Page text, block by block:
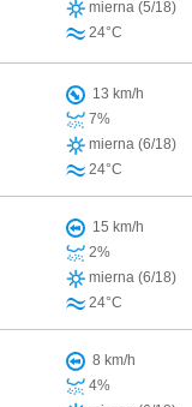
mierna (5/18)
24°C
13 km/h
7%
mierna (6/18)
24°C
15 km/h
2%
mierna (6/18)
24°C
8 km/h
4%